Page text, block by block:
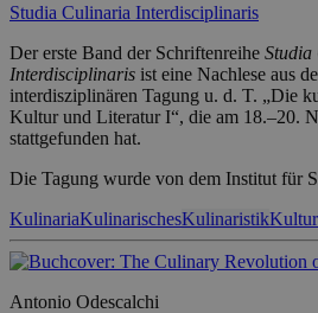
Studia Culinaria Interdisciplinaris
Der erste Band der Schriftenreihe
Interdisciplinaris ist eine Nachlese aus
interdisziplinären Tagung u. d. T. „Die
Kultur und Literatur I“, die am 18.–20.
stattgefunden hat.
Die Tagung wurde von dem Institut für
KulinariaKulinarischesKulinaristikKultur
Antonio Odescalchi